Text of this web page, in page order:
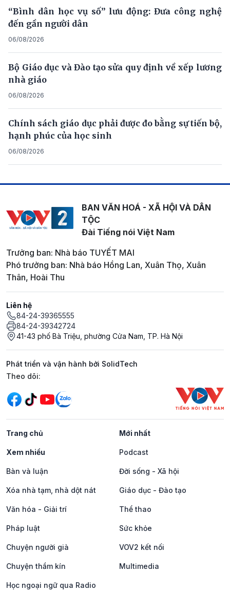
“Bình dân học vụ số” lưu động: Đưa công nghệ
đến gần người dân
06/08/2026
Bộ Giáo dục và Đào tạo sửa quy định về xếp lương
nhà giáo
06/08/2026
Chính sách giáo dục phải được đo bằng sự tiến bộ,
hạnh phúc của học sinh
06/08/2026
BAN VĂN HOÁ - XÃ HỘI VÀ DÂN
TỘC
Đài Tiếng nói Việt Nam
Trưởng ban: Nhà báo TUYẾT MAI
Phó trưởng ban: Nhà báo Hồng Lan, Xuân Thọ, Xuân
Thân, Hoài Thu
Liên hệ
84-24-39365555
84-24-39342724
41-43 phố Bà Triệu, phường Cửa Nam, TP. Hà Nội
Phát triển và vận hành bởi SolidTech
Mạng xã hội
Theo dõi:
Trang chủ Mới nhất
Xem nhiều Podcast
Bàn và luận Đời sống - Xã hội
Xóa nhà tạm, nhà dột nát Giáo dục - Đào tạo
Văn hóa - Giải trí Thể thao
Pháp luật Sức khỏe
Chuyện người già VOV2 kết nối
Chuyện thầm kín Multimedia
Học ngoại ngữ qua Radio